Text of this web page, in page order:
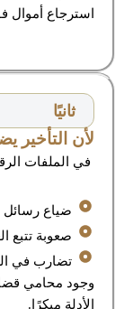
استرجاع أموال
ثانيًا
لأن التأخير
في الملفات
ضياع رسائل
صعوبة تتبع
تضارب في
وجود محامي
الأدلة مبكرًا.